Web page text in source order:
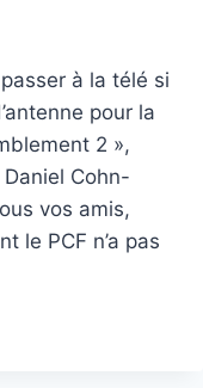
à la télé si
pour la
2 »,
Cohn-
vos amis,
le PCF n’a pas